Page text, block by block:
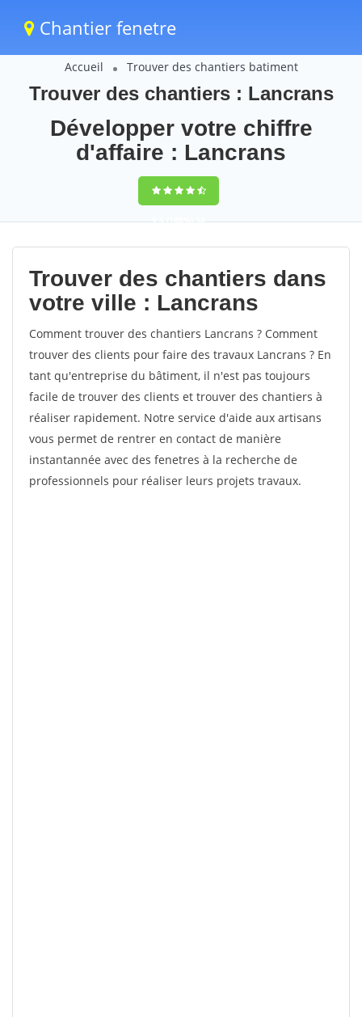
Chantier fenetre
Accueil Trouver des chantiers batiment
Trouver des chantiers : Lancrans
Développer votre chiffre
d'affaire : Lancrans
9,5(100%)58
votes
Trouver des chantiers dans
votre ville : Lancrans
Comment trouver des chantiers Lancrans ? Comment
trouver des clients pour faire des travaux Lancrans ? En
tant qu'entreprise du bâtiment, il n'est pas toujours
facile de trouver des clients et trouver des chantiers à
réaliser rapidement. Notre service d'aide aux artisans
vous permet de rentrer en contact de manière
instantannée avec des fenetres à la recherche de
professionnels pour réaliser leurs projets travaux.